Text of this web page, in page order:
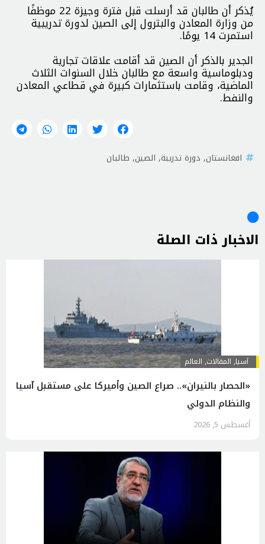
يُذكر أن طالبان قد أرسلت قبل فترة وجيزة 22 موظفًا
من وزارة المعادن والبترول إلى الصين لدورة تدريبية
استمرت 14 يومًا.
الجدير بالذكر أن الصين قد أقامت علاقات تجارية
ودبلوماسية واسعة مع طالبان خلال السنوات الثلاث
الماضية، وقامت باستثمارات كبيرة في قطاعي المعادن
والنفط.
افغانستان, دورة تدريبة, الصين, طالبان
الاخبار ذات الصلة
آسیا, المقالات, العالم
«الحصار بالنيران».. صراع الصين وأميركا على مستقبل آسيا
والنظام الدولي
أغسطس 5, 2026